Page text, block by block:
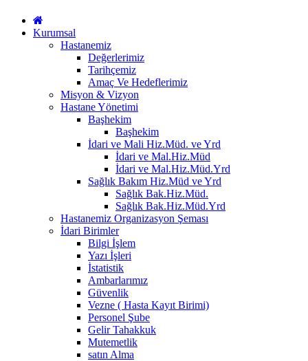
Kurumsal
Hastanemiz
Değerlerimiz
Tarihçemiz
Amaç Ve Hedeflerimiz
Misyon & Vizyon
Hastane Yönetimi
Başhekim
Başhekim
İdari ve Mali Hiz.Müd. ve Yrd
İdari ve Mal.Hiz.Müd
İdari ve Mal.Hiz.Müd.Yrd
Sağlık Bakım Hiz.Müd ve Yrd
Sağlık Bak.Hiz.Müd.
Sağlık Bak.Hiz.Müd.Yrd
Hastanemiz Organizasyon Şeması
İdari Birimler
Bilgi İşlem
Yazı İşleri
İstatistik
Ambarlarımız
Güvenlik
Vezne ( Hasta Kayıt Birimi)
Personel Şube
Gelir Tahakkuk
Mutemetlik
satın Alma